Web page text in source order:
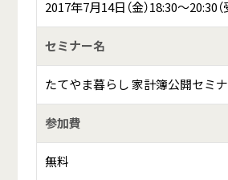
2017年7月14日（金）18:30～20:30
セミナー名
たてやま暮らし 家計簿公開セミ
参加費
無料